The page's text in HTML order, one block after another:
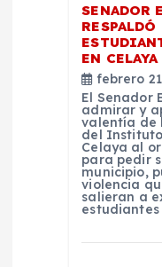
SENADOR
RESPALDÓ
EN CELAYA
febrero
El Senador
admirar y
valentía de
del
Celaya al
para pedir
municipio,
violencia
salieran a